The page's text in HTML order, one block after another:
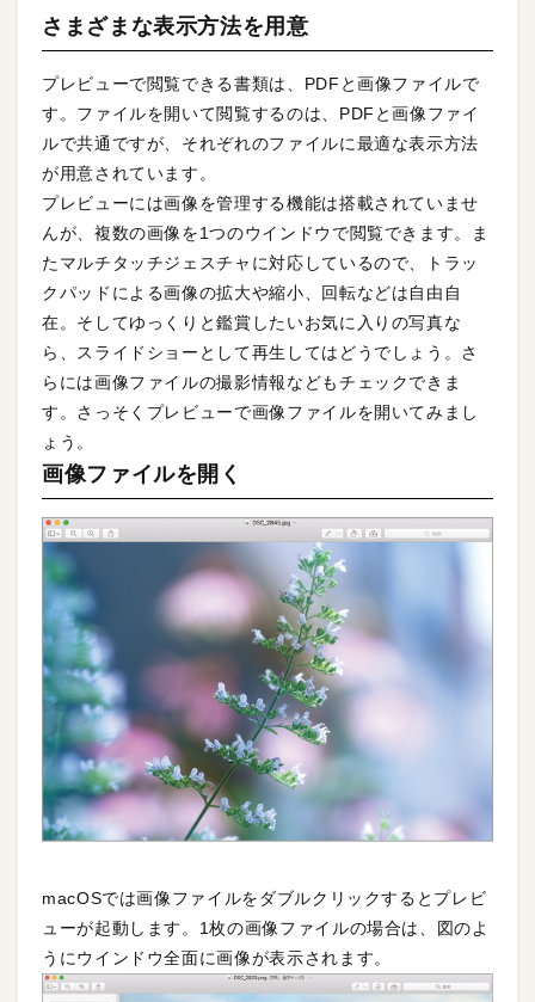
さまざまな表示方法を用意
プレビューで閲覧できる書類は、PDFと画像ファイルで
す。ファイルを開いて閲覧するのは、PDFと画像ファイ
ルで共通ですが、それぞれのファイルに最適な表示方法
が用意されています。
プレビューには画像を管理する機能は搭載されていませ
んが、複数の画像を1つのウインドウで閲覧できます。ま
たマルチタッチジェスチャに対応しているので、トラッ
クパッドによる画像の拡大や縮小、回転などは自由自
在。そしてゆっくりと鑑賞したいお気に入りの写真な
ら、スライドショーとして再生してはどうでしょう。さ
らには画像ファイルの撮影情報などもチェックできま
す。さっそくプレビューで画像ファイルを開いてみまし
ょう。
画像ファイルを開く
macOSでは画像ファイルをダブルクリックするとプレビ
ューが起動します。1枚の画像ファイルの場合は、図のよ
うにウインドウ全面に画像が表示されます。